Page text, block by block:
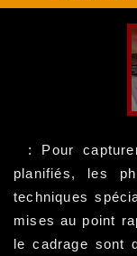
: Pour
planifiés, les
techniques
mises au point
le cadrage sont